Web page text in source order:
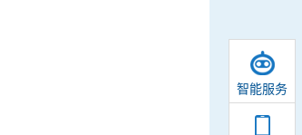
智能服务